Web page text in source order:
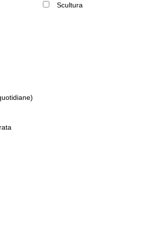
Scultura